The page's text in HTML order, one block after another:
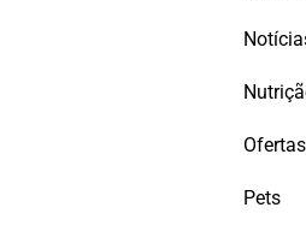
Ofertas
Pets